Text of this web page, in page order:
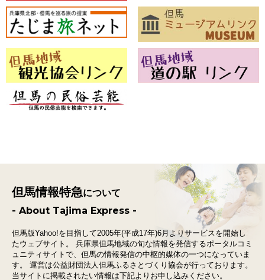
但馬情報特急について
- About Tajima Express -
但馬版Yahoo!を目指して2005年(平成17年)6月よりサービスを開始し
たウェブサイト。
兵庫県但馬地域の旬な情報を発信するポータルコミ
ュニティサイトで、 但馬の情報発信の中枢的媒体の一つになっていま
す。
運営は公益財団法人但馬ふるさとづくり協会が行っております。
当サイトに掲載されたい情報は下記よりお申し込みください。